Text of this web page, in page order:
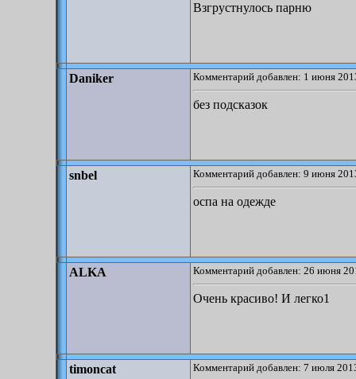
Взгрустнулось парню
Daniker Комментарий добавлен: 1 июня
без подсказок
snbel Комментарий добавлен: 9 июня
оспа на одежде
ALKA Комментарий добавлен: 26 июня
Очень красиво! И легко1
timoncat Комментарий добавлен: 7 июля